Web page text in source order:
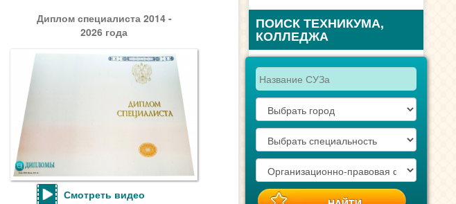
Диплом специалиста 2014 -
2026 года
Смотреть видео
ПОИСК ТЕХНИКУМА,
КОЛЛЕДЖА